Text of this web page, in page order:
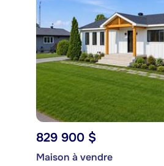
829 900 $
Maison à vendre